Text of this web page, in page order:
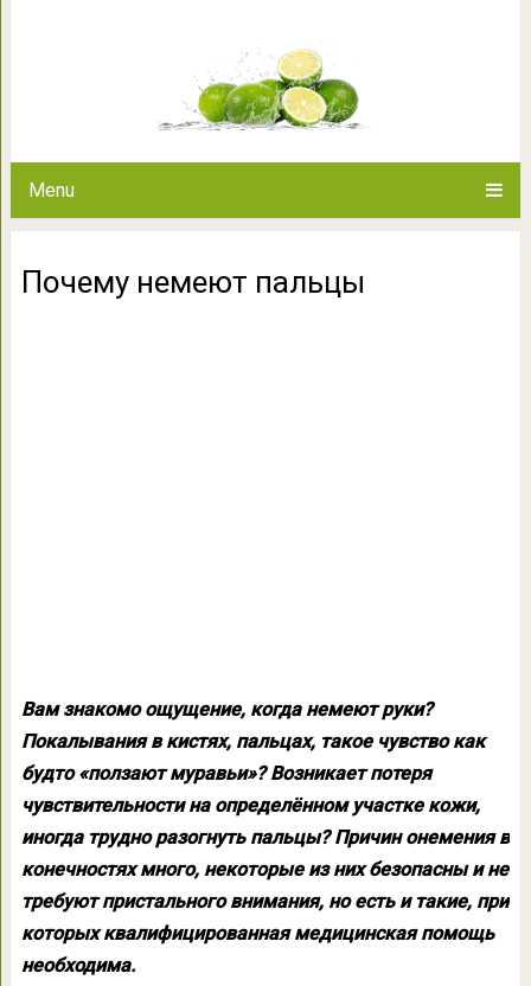
Menu
Почему немеют пальцы
Вам знакомо ощущение, когда немеют руки?
Покалывания в кистях, пальцах, такое чувство как
будто «ползают муравьи»? Возникает потеря
чувствительности на определённом участке кожи,
иногда трудно разогнуть пальцы? Причин онемения в
конечностях много, некоторые из них безопасны и не
требуют пристального внимания, но есть и такие, при
которых квалифицированная медицинская помощь
необходима.